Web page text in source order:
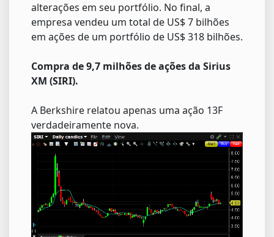
alterações em seu portfólio. No final, a
empresa vendeu um total de US$ 7 bilhões
em ações de um portfólio de US$ 318 bilhões.
Compra de 9,7 milhões de ações da Sirius
XM (SIRI).
A Berkshire relatou apenas uma ação 13F
verdadeiramente nova.